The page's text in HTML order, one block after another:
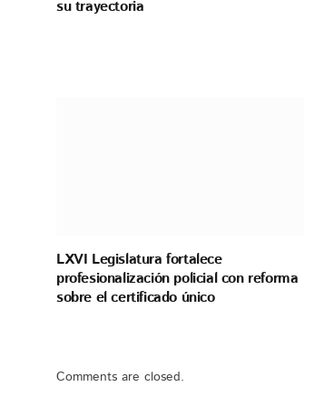
su trayectoria
LXVI Legislatura fortalece
profesionalización policial con reforma
sobre el certificado único
Comments are closed.